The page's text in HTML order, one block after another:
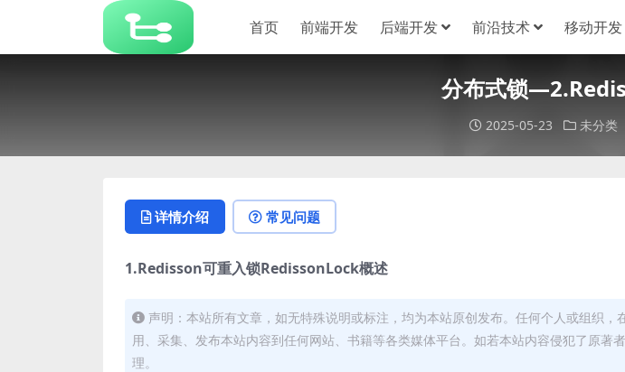
首页 前端开发 后端开发 前沿技术 移动开发
分布式锁
2025-05-23 未分类
详情介绍 常见问题
1.Redisson可重入锁RedissonLock概述
声明：本站所有文章，如无特殊说明或标注，均为本站原创发布。任何个人或组织，
用、采集、发布本站内容到任何网站、书籍等各类媒体平台。如若本站内容侵犯了原著
理。